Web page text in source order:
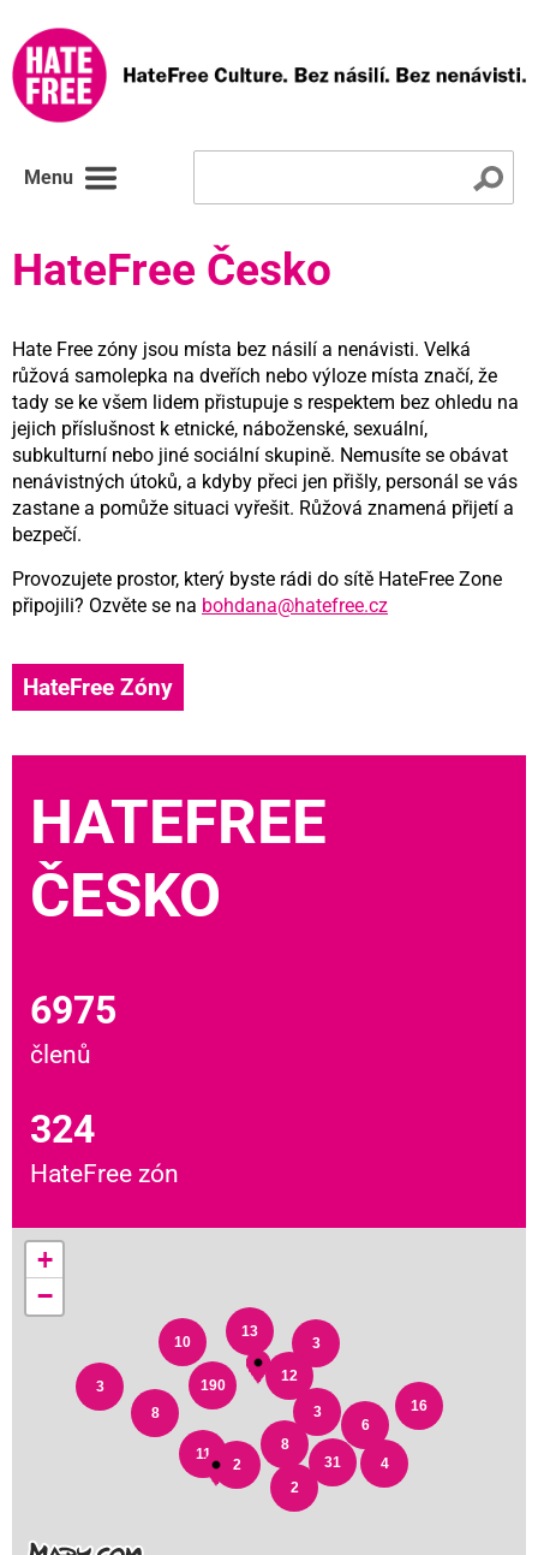
Menu
HateFree Česko
Hate Free zóny jsou místa bez násilí a nenávisti. Velká
růžová samolepka na dveřích nebo výloze místa značí, že
tady se ke všem lidem přistupuje s respektem bez ohledu na
jejich příslušnost k etnické, náboženské, sexuální,
subkulturní nebo jiné sociální skupině. Nemusíte se obávat
nenávistných útoků, a kdyby přeci jen přišly, personál se vás
zastane a pomůže situaci vyřešit. Růžová znamená přijetí a
bezpečí.
Provozujete prostor, který byste rádi do sítě HateFree Zone
připojili? Ozvěte se na bohdana@hatefree.cz
HateFree Zóny
HATEFREE
ČESKO
6975
členů
324
HateFree zón
3
2
16
2
6
4
8
31
3
3
13
12
10
8
11
190
+
−